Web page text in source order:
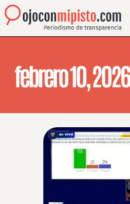
febrero 10, 2026